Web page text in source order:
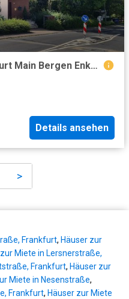
205m² Luxury Villa in Frankfurt Main Bergen Enkheim, Frankfurt Amsterdam Apartments for Rent
Details ansehen
>
Frankfurt, Häuser zur
Miete in Lersnerstraße,
Frankfurt, Häuser zur
Miete in Nesenstraße,
Frankfurt, Häuser zur Miete